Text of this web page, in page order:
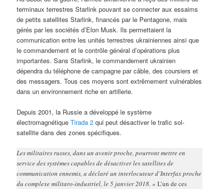
terminaux terrestres Starlink pouvant se connecter aux essaims
de petits satellites Starlink, financés par le Pentagone, mais
gérés par les sociétés d’Elon Musk. Ils permettaient la
communication entre les unités terrestres ukrainiennes ainsi que
le commandement et le contrôle général d’opérations plus
importantes. Sans Starlink, le commandement ukrainien
dépendra du téléphone de campagne par câble, des coursiers et
des messagers. Tous ces moyens sont extrêmement vulnérables
dans un environnement riche en artillerie.
Depuis 2001, la Russie a développé le système
électromagnétiqueTirada 2 qui peut désactiver le trafic sol-
satellite dans des zones spécifiques.
Les militaires russes, dans un avenir proche, pourront mettre en
service des systèmes capables de désactiver les satellites de
communication ennemis, a déclaré un interlocuteur d’Interfax proche
du complexe militaro-industriel, le 5 janvier 2018. «L’un de ces